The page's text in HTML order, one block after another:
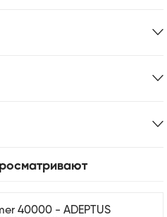
40000 - ADEPTUS